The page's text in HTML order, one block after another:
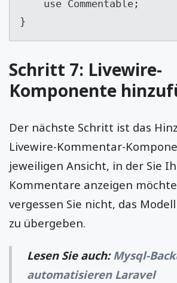
}
Schritt 7: Livewire-
Komponente
Der nächste Schritt ist das
Livewire-Kommentar-
jeweiligen Ansicht, in der Sie
Kommentare anzeigen
vergessen Sie nicht, das
zu übergeben.
Lesen Sie auch:Mysql-
automatisieren Laravel